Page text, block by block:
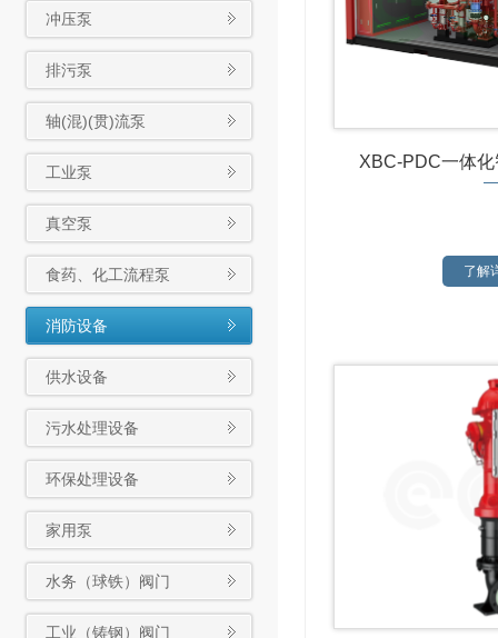
冲压泵
排污泵
轴(混)(贯)流泵
工业泵
真空泵
食药、化工流程泵
消防设备
供水设备
污水处理设备
环保处理设备
家用泵
水务（球铁）阀门
工业（铸钢）阀门
XBC-PDC一体
了解